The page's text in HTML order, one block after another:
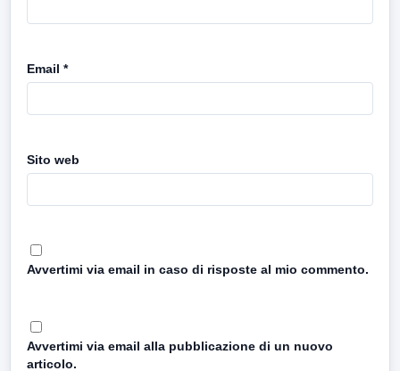
Email *
Sito web
Avvertimi via email in caso di risposte al mio commento.
Avvertimi via email alla pubblicazione di un nuovo
articolo.